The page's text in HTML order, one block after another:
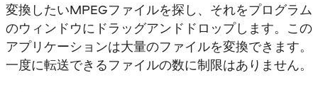
変換したいMPEGファイルを探し、それをプログラム
のウィンドウにドラッグアンドドロップします。この
アプリケーションは大量のファイルを変換できます。
一度に転送できるファイルの数に制限はありません。